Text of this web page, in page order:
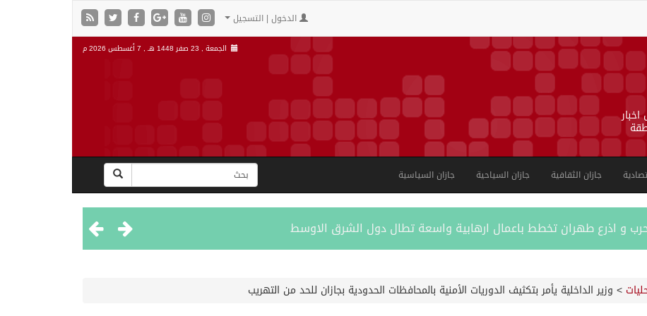
الدخول | التسجيل
الجمعة , 23 صفر 1448 هـ , 7 أغسطس 2026 م
جازان الثقافية جازان السياحية جازان السياسية
و اذرع طهران تخطط باعمال ارهابية واسعة تطال دول الشرق الاوسط
> وزير الداخلية يأمر بتكثيف الدوريات الأمنية بالمحافظات الحدودية بجازان للحد من التهريب